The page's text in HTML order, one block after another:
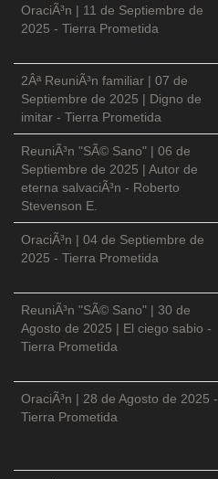
OraciÃ³n | 11 de Septiembre de
2025 - Tierra Prometida
2Âª ReuniÃ³n familiar | 07 de
Septiembre de 2025 | Digno de
imitar - Tierra Prometida
ReuniÃ³n "SÃ© Sano" | 06 de
Septiembre de 2025 | Autor de
eterna salvaciÃ³n - Roberto
Stevenson E.
OraciÃ³n | 04 de Septiembre de
2025 - Tierra Prometida
ReuniÃ³n "SÃ© Sano" | 30 de
Agosto de 2025 | El ciego sabio -
Tierra Prometida
OraciÃ³n | 28 de Agosto de 2025 -
Tierra Prometida